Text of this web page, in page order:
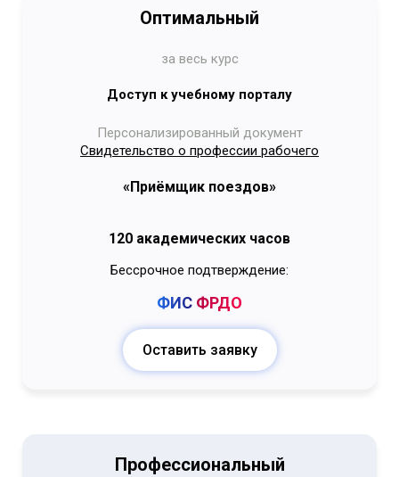
Оптимальный
за весь курс
Доступ к учебному порталу
Персонализированный документ
Свидетельство о профессии рабочего
«Приёмщик поездов»
120 академических часов
Бессрочное подтверждение:
ФИС ФРДО
Оставить заявку
Профессиональный